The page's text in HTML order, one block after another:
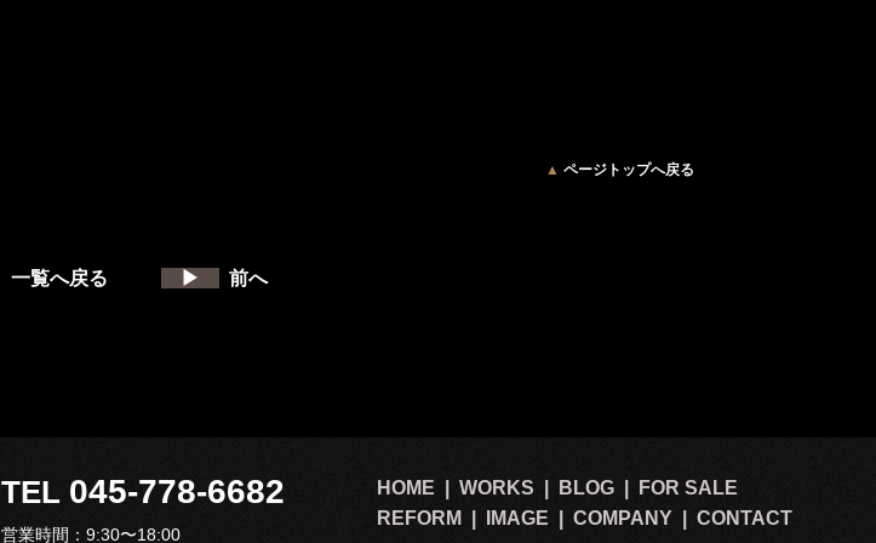
▲ ページトップへ戻る
一覧へ戻る ▶ 前へ
TEL 045-778-6682
営業時間：9:30〜18:00
HOME WORKS BLOG
FOR SALE
REFORM
IMAGE COMPANY CONTACT